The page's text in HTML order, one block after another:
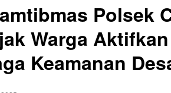
Polsek
Warga
Keamanan